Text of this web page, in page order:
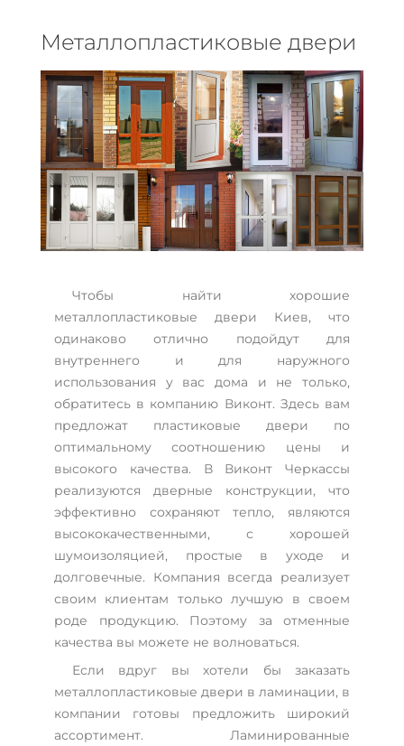
Металлопластиковые двери
Чтобы найти хорошие
металлопластиковые двери Киев, что
одинаково отлично подойдут для
внутреннего и для наружного
использования у вас дома и не только,
обратитесь в компанию Виконт. Здесь вам
предложат пластиковые двери по
оптимальному соотношению цены и
высокого качества. В Виконт Черкассы
реализуются дверные конструкции, что
эффективно сохраняют тепло, являются
высококачественными, с хорошей
шумоизоляцией, простые в уходе и
долговечные. Компания всегда реализует
своим клиентам только лучшую в своем
роде продукцию. Поэтому за отменные
качества вы можете не волноваться.
Если вдруг вы хотели бы заказать
металлопластиковые двери в ламинации, в
компании готовы предложить широкий
ассортимент. Ламинированные